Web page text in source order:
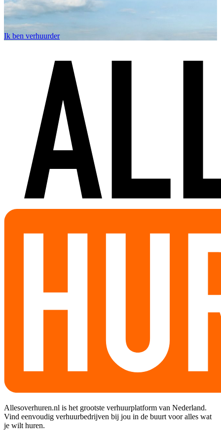
Ik ben verhuurder
Allesoverhuren.nl is het grootste verhuurplatform van Nederland.
Vind eenvoudig verhuurbedrijven bij jou in de buurt voor alles wat
je wilt huren.